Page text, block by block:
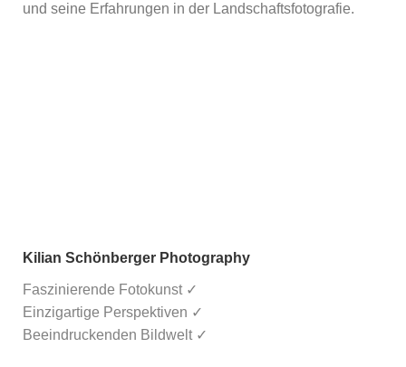
und seine Erfahrungen in der Landschaftsfotografie.
Kilian Schönberger Photography
Faszinierende Fotokunst ✓
Einzigartige Perspektiven ✓
Beeindruckenden Bildwelt ✓